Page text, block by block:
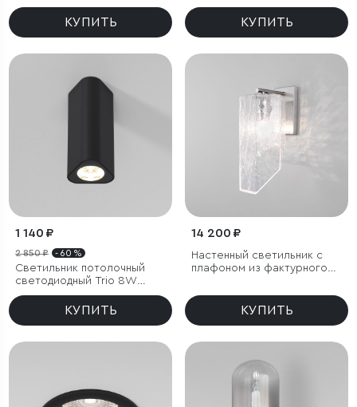
КУПИТЬ
с антибликовой решеткой
Bell 8W 4000K белый
КУПИТЬ
1 140 ₽
2 850 ₽ - 60 %
Светильник потолочный
светодиодный Trio 8W
3000K черный
КУПИТЬ
14 200 ₽
Настенный светильник с
плафоном из фактурного
КУПИТЬ